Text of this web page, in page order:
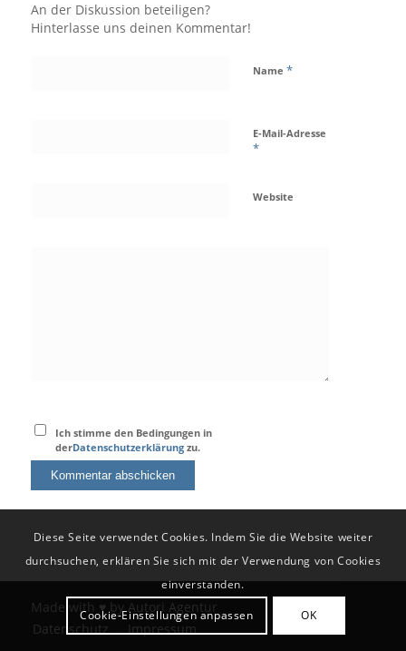
An der Diskussion beteiligen?
Hinterlasse uns deinen Kommentar!
Name *
E-Mail-Adresse
*
Website
Ich stimme den Bedingungen in
derDatenschutzerklärung zu.
Made with ♥ byAutori Agentur
Datenschutz
Impressum
Diese Seite verwendet Cookies. Indem Sie die Website weiter
durchsuchen, erklären Sie sich mit der Verwendung von Cookies
einverstanden.
Cookie-Einstellungen anpassen OK